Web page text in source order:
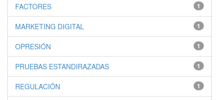
1
FACTORES
1
MARKETING DIGITAL
1
OPRESIÓN
1
PRUEBAS ESTANDIRAZADAS
1
REGULACIÓN